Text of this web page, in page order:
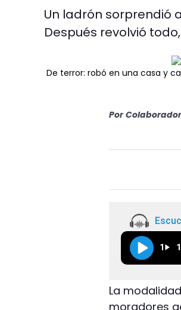
Un ladrón sorprendió
Después revolvió
De terror: robó en una casa y
Por
1
La
moradores